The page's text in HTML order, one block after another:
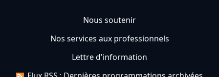
Nous soutenir
Nos services aux professionnels
Lettre d'information